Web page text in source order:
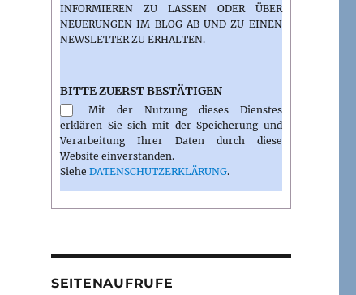
NFORMIEREN ZU LASSEN ODER ÜBER N
EUERUNGEN IM BLOG AB UND ZU EINEN N
EWSLETTER ZU ERHALTEN.
BITTE ZUERST BESTÄTIGEN
Mit der Nutzung dieses Dienstes
erklären Sie sich mit der Speicherung und
Verarbeitung Ihrer Daten durch diese
Website einverstanden.
Siehe DATENSCHUTZERKLÄRUNG.
SEITENAUFRUFE